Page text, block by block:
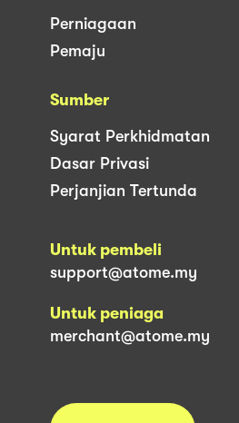
Perniagaan
Pemaju
Sumber
Syarat Perkhidmatan
Dasar Privasi
Perjanjian Tertunda
Untuk pembeli
support@atome.my
Untuk peniaga
merchant@atome.my